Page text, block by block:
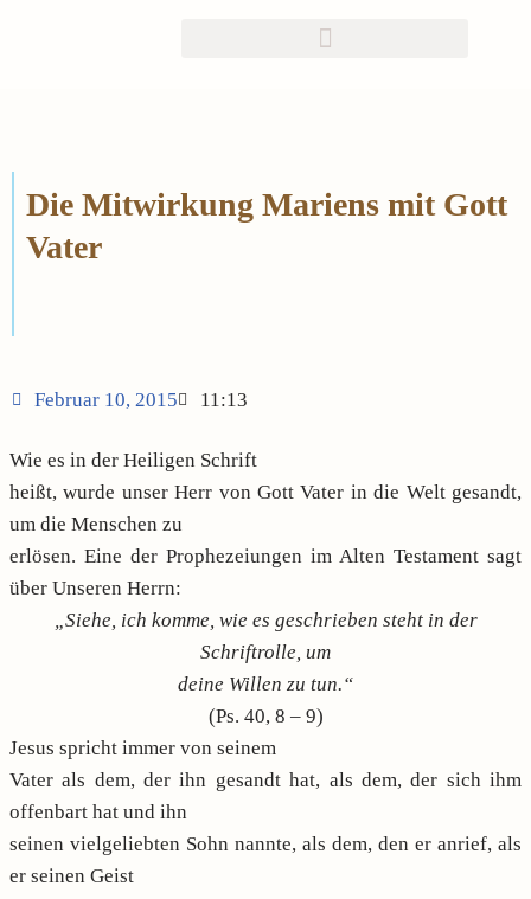
Die Mitwirkung Mariens mit Gott
Vater
Februar 10, 2015 11:13
Wie es in der Heiligen Schrift
heißt, wurde unser Herr von Gott Vater in die Welt gesandt,
um die Menschen zu
erlösen. Eine der Prophezeiungen im Alten Testament sagt
über Unseren Herrn:
„Siehe, ich komme, wie es geschrieben steht in der
Schriftrolle, um
deine Willen zu tun.“
(Ps. 40, 8 – 9)
Jesus spricht immer von seinem
Vater als dem, der ihn gesandt hat, als dem, der sich ihm
offenbart hat und ihn
seinen vielgeliebten Sohn nannte, als dem, den er anrief, als
er seinen Geist